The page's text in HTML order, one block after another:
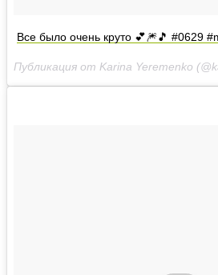
Все было очень круто 💕🎆🎵 #0629
Публикация от Karina Yeremenko